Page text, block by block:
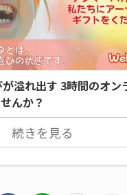
溢れ出す 3時間のオン
んか？
続きを見る